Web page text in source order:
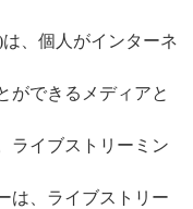
は、個人がインターネ
ができるメディアと
ライブストリーミン
は、ライブストリー